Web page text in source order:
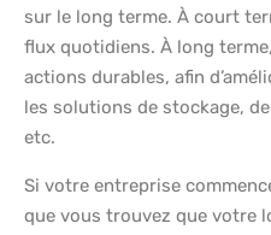
sur le long terme. À court
flux quotidiens. À long
actions durables, afin
les solutions de stockage,
etc.
Si votre entreprise
que vous trouvez que votre